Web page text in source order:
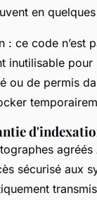
en
: ce code n’est
inutilisable pour
ou de permis
sécurisé aux